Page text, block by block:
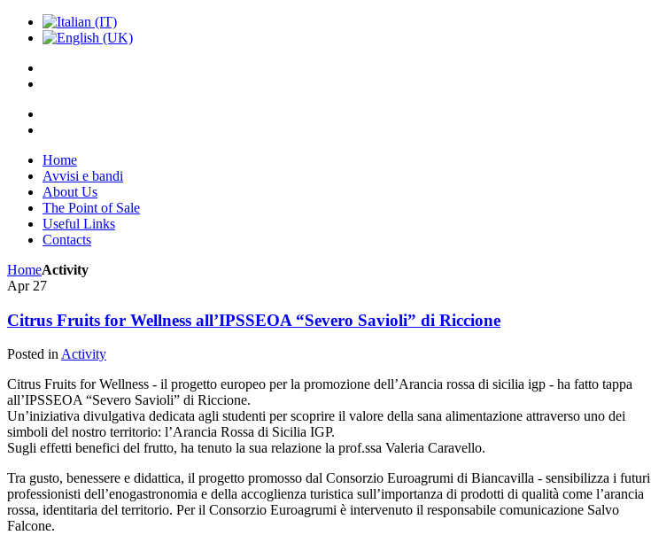
Home
Avvisi e bandi
About Us
The Point of Sale
Useful Links
Contacts
HomeActivity
Apr 27
Citrus Fruits for Wellness all’IPSSEOA “Severo Savioli” di Riccione
Posted inActivity
Citrus Fruits for Wellness - il progetto europeo per la promozione dell’Arancia rossa di sicilia igp - ha fatto tappa
all’IPSSEOA “Severo Savioli” di Riccione.
Un’iniziativa divulgativa dedicata agli studenti per scoprire il valore della sana alimentazione attraverso uno dei
simboli del nostro territorio: l’Arancia Rossa di Sicilia IGP.
Sugli effetti benefici del frutto, ha tenuto la sua relazione la prof.ssa Valeria Caravello.
Tra gusto, benessere e didattica, il progetto promosso dal Consorzio Euroagrumi di Biancavilla - sensibilizza i futuri
professionisti dell’enogastronomia e della accoglienza turistica sull’importanza di prodotti di qualità come l’arancia
rossa, identitaria del territorio. Per il Consorzio Euroagrumi è intervenuto il responsabile comunicazione Salvo
Falcone.